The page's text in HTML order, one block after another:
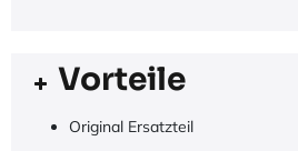
Vorteile
Original Ersatzteil